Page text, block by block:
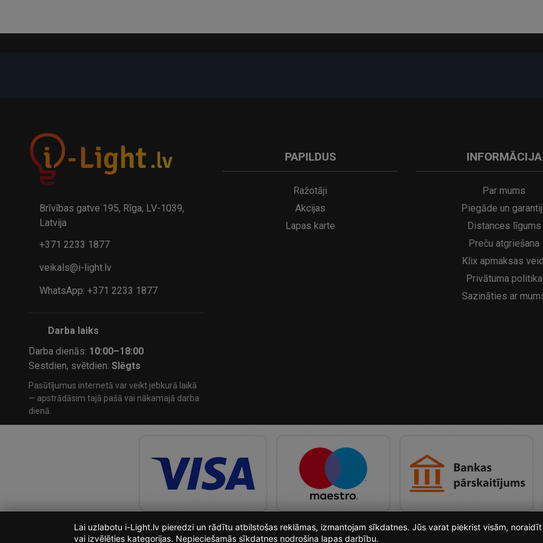
32.95€
A
kumulatora LED galda lampa SERINA Mini Ø80×200 mm..
29.95€ 21.95€
Brīvības gatve 195, Rīga, LV-1039,
Latvija
+371 2233 1877
veikals@i-light.lv
WhatsApp: +371 2233 1877
Darba laiks
Darba dienās: 10:00–18:00
Sestdien, svētdien:Slēgts
Pasūtījumus internetā var veikt jebkurā laikā
— apstrādāsim tajā pašā vai nākamajā darba
dienā.
PAPILDUS
Ražotāji
Akcijas
Lapas karte
INFORMĀCIJA
Par mums
Piegāde un
Distances līgums
Preču atgriešana
Klix apmaksas
Privātuma politika
Sazināties ar
Lai uzlabotu i-Light.lv pieredzi un rādītu atbilstošas reklāmas, izmantojam sīkdatnes. Jūs varat piekrist visām,
vai izvēlēties kategorijas. Nepieciešamās sīkdatnes nodrošina lapas darbību.